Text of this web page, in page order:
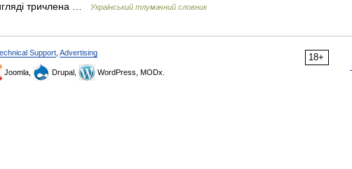
тричлена … Український тлумачний словник
18+
Support Advertising
Joomla, Drupal, WordPress, MODx.